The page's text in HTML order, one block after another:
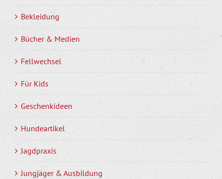
Bekleidung
Bücher & Medien
Fellwechsel
Für Kids
Geschenkideen
Hundeartikel
Jagdpraxis
Jungjäger & Ausbildung